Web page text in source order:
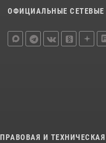
ОФИЦИАЛЬНЫЕ
ПРАВОВАЯ И